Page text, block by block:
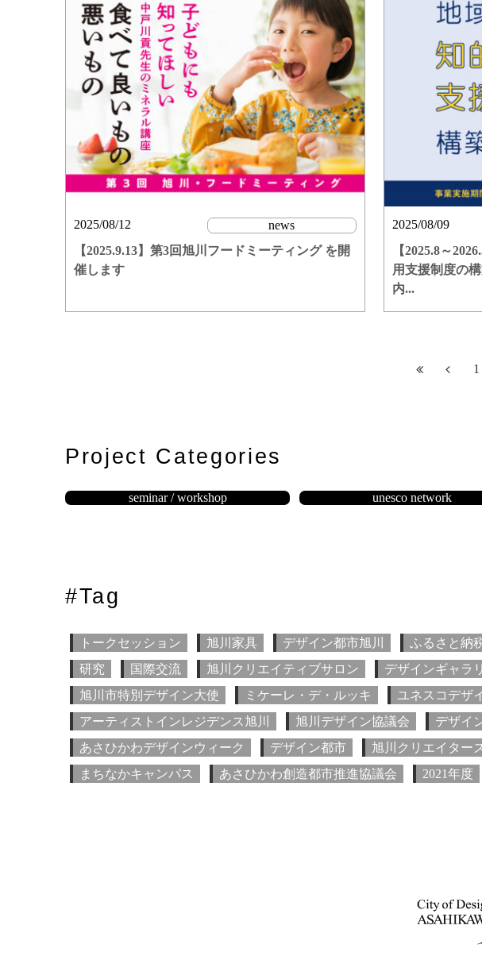
2025/08/12
news
【2025.9.13】第3回旭川フードミーティング を開
催します
2025/08/09
【2025.8～
用支援制度の
内...
1
Project Categories
seminar / workshop unesco network
#Tag
トークセッション 旭川家具 デザイン都市旭川 ふるさと納
研究
国際交流 旭川クリエイティブサロン デザインギャラ
旭川市特別デザイン大使
ミケーレ・デ・ルッキ ユネスコデザ
アーティストインレジデンス旭川
旭川デザイン協議会 デザイ
あさひかわデザインウィーク
デザイン都市 旭川クリエイター
まちなかキャンパス
あさひかわ創造都市推進協議会 2021年度